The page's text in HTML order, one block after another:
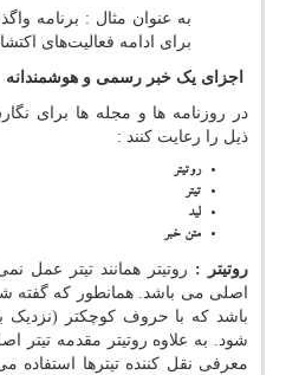
برای ادامه فعالیت‌های
اجزای یک خبر رسمی و هوشمندانه
در روزنامه ها و مجله ها برای
ذیل را رعایت کنند :
روتیتر
تیتر
لید
متن خبر
روتیتر : روتیتر همانند تیتر عمل
اصلی می باشد. همانطور که گفته
باشد که با حروف کوچکتر
شود. به علاوه روتیتر مقدمه تیتر
معرفی نقل کننده تیترها استفاده